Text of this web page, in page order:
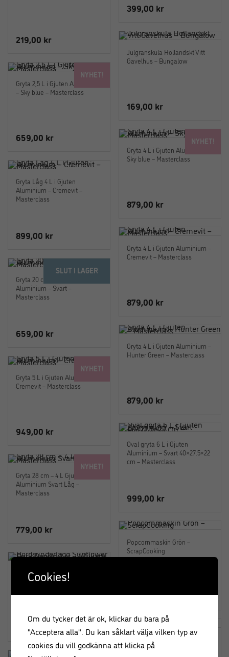
399,00 kr
219,00 kr
Julgranskula Holländskt Vitt
Gavelhus – Bungalow
169,00 kr
NYHET!
Gryta 2,5 L i Gjuten Aluminium
– Sky blue – Masterclass
659,00 kr NYHET!
Gryta 4 L i Gjuten Aluminium –
Sky blue – Masterclass
879,00 kr
Gryta Låg 4 L i Gjuten
Aluminium – Cremevit –
Masterclass
899,00 kr
Gryta 4 L i Gjuten Aluminium –
Cremevit – Masterclass
879,00 kr
SLUT I LAGER
Gryta 20 cm – 2,5 L Gjuten
Aluminium – Svart –
Masterclass
659,00 kr
Gryta 4 L i Gjuten Aluminium –
Hunter Green – Masterclass
879,00 kr
NYHET!
Gryta 5 L i Gjuten Aluminium –
Cremevit – Masterclass
949,00 kr
Oval gryta 6 L i Gjuten
Aluminium – Svart 40×27.5×22
cm – Masterclass
999,00 kr
NYHET!
Gryta 28 cm – 4 L Gjuten
Aluminium Svart Låg –
Masterclass
779,00 kr
Popcornmaskin Grön –
ScrapCooking
679,00kr
Bordsunderlägg Sunflower
Dark Denim 1 st – William
249,00 kr
Vinkylare – Champagnekylare
– Hamrad
Cookies!
Om du tycker det är ok, klickar du bara på
"Acceptera alla". Du kan såklart välja vilken typ av
cookies du vill godkänna att klicka på